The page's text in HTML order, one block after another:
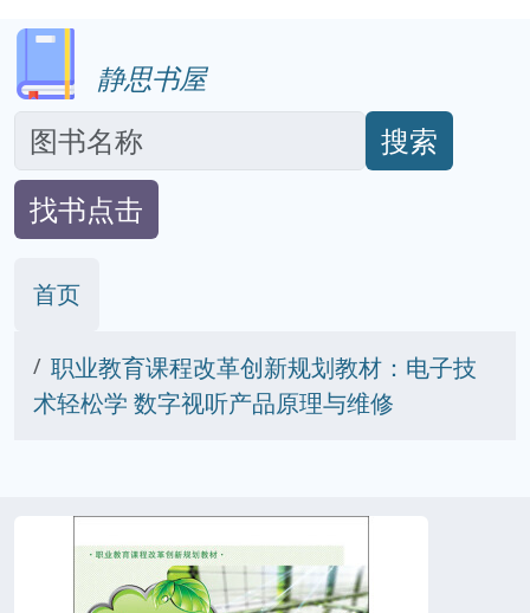
静思书屋
搜索
找书点击
首页
职业教育课程改革创新规划教材：电子技
术轻松学 数字视听产品原理与维修